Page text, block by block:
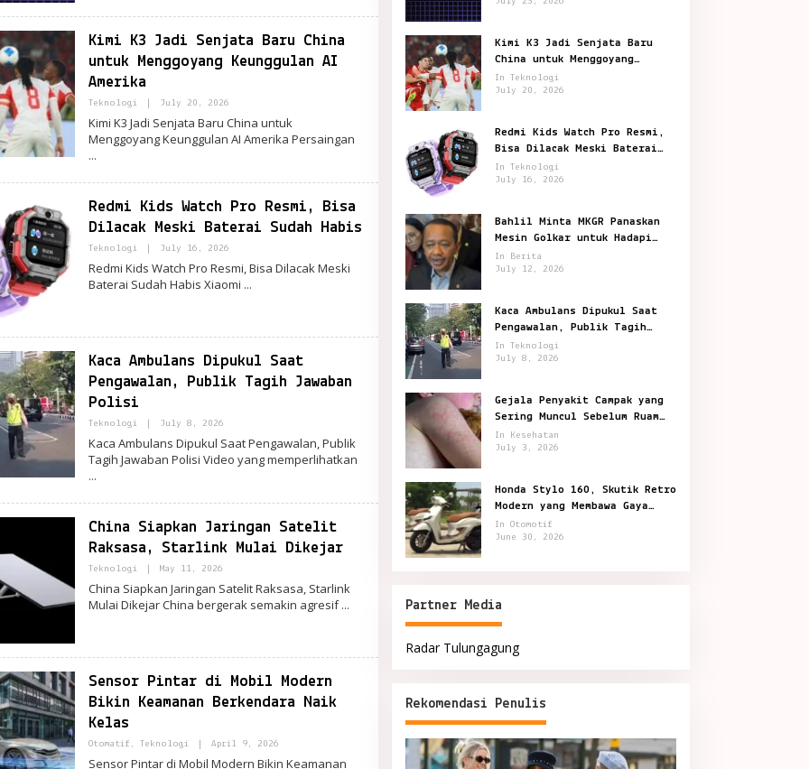
Kimi K3 Jadi Senjata Baru China
untuk Menggoyang Keunggulan AI
Amerika
Teknologi July 20, 2026By
Kimi K3 Jadi Senjata Baru China untuk
Menggoyang Keunggulan AI Amerika Persaingan
Redmi Kids Watch Pro Resmi, Bisa
Dilacak Meski Baterai Sudah Habis
Teknologi July 16, 2026By
Redmi Kids Watch Pro Resmi, Bisa Dilacak Meski
Baterai Sudah Habis Xiaomi
Kaca Ambulans Dipukul Saat
Pengawalan, Publik Tagih Jawaban
Polisi
Teknologi July 8, 2026By
Kaca Ambulans Dipukul Saat Pengawalan, Publik
Tagih Jawaban Polisi Video yang memperlihatkan
China Siapkan Jaringan Satelit
Raksasa, Starlink Mulai Dikejar
Teknologi May 11, 2026By
China Siapkan Jaringan Satelit Raksasa, Starlink
Mulai Dikejar China bergerak semakin agresif
Sensor Pintar di Mobil Modern
Bikin Keamanan Berkendara Naik
Kelas
Otomatif , Teknologi April 9, 2026By
Sensor Pintar di Mobil Modern Bikin Keamanan
Kimi K3 Jadi Senjata Baru
China untuk Menggoyang
Keunggulan AI Amerika
In Teknologi
July 20, 2026
Redmi Kids Watch Pro Resmi,
Bisa Dilacak Meski Baterai
Sudah Habis
In Teknologi
July 16, 2026
Bahlil Minta MKGR Panaskan
Mesin Golkar untuk Hadapi
Pemilu 2029
In Berita
July 12, 2026
Kaca Ambulans Dipukul Saat
Pengawalan, Publik Tagih
Jawaban Polisi
In Teknologi
July 8, 2026
Gejala Penyakit Campak yang
Sering Muncul Sebelum Ruam
Terlihat
In Kesehatan
July 3, 2026
Honda Stylo 160, Skutik Retro
Modern yang Membawa Gaya
Kota Lebih Berkelas
In Otomotif
June 30, 2026
Partner Media
Radar Tulungagung
Rekomendasi Penulis